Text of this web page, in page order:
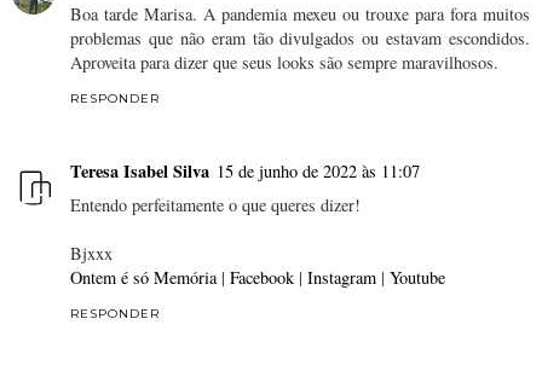
Boa tarde Marisa. A pandemia mexeu ou trouxe para fora muitos
problemas que não eram tão divulgados ou estavam escondidos.
Aproveita para dizer que seus looks são sempre maravilhosos.
RESPONDER
Teresa Isabel Silva 15 de junho de 2022 às 11:07
Entendo perfeitamente o que queres dizer!
Bjxxx
Ontem é só Memória | Facebook | Instagram | Youtube
RESPONDER